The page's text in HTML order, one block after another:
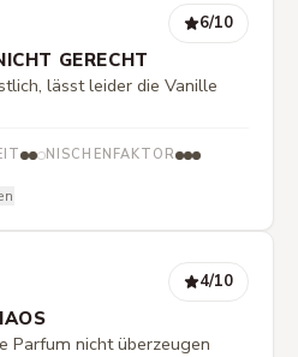
6/10
GERECHT
lässt leider die Vanille
NISCHENFAKTOR
4/10
Parfum nicht überzeugen